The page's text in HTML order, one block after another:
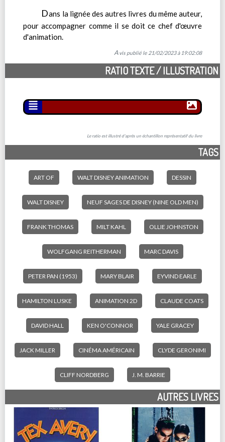
Dans la lignée des autres livres du même auteur,
pour accompagner comme il se doit ce chef d'œuvre
d'animation.
Avis publié le 21/02/2023 à 19:02:08
RATIO TEXTE / ILLUSTRATION
Le ratio est illustré d'après un échantillon représentatif du livre
TAGS
ART OF WALT DISNEY ANIMATION DESSIN
WALT DISNEY NEUF SAGES DE DISNEY (NINE OLD MEN)
FRANK THOMAS MILT KAHL OLLIE JOHNSTON
WOLFGANG REITHERMAN MARC DAVIS
PETER PAN (1953) MARY BLAIR EYVIND EARLE
HAMILTON LUSKE ANIMATION 2D CLAUDE COATS
DAVID HALL KEN O'CONNOR YALE GRACEY
JACK MILLER CINÉMA AMÉRICAIN CLYDE GERONIMI
CLIFF NORDBERG J. M. BARRIE
AUTRES LIVRES